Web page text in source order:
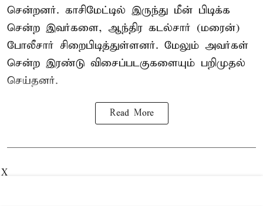
சென்றனர். காசிமேட்டில் இருந்து மீன் பிடிக்க
சென்ற இவர்களை, ஆந்திர கடல்சார் (மரைன்)
போலீசார் சிறைபிடித்துள்ளனர். மேலும் அவர்கள்
சென்ற இரண்டு விசைப்படகுகளையும் பறிமுதல்
செய்தனர்.
Read More
X